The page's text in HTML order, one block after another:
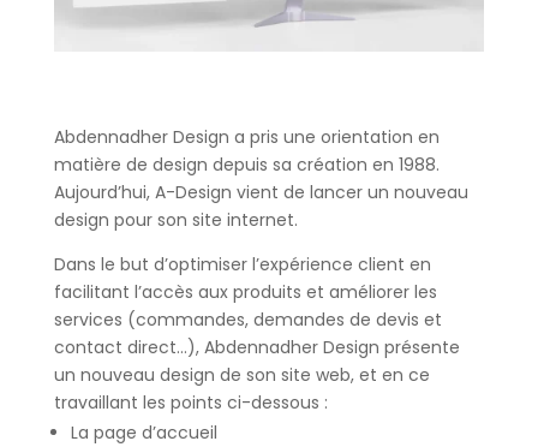
Abdennadher Design a pris une orientation en
matière de design depuis sa création en 1988.
Aujourd’hui, A-Design vient de lancer un nouveau
design pour son site internet.
Dans le but d’optimiser l’expérience client en
facilitant l’accès aux produits et améliorer les
services (commandes, demandes de devis et
contact direct…), Abdennadher Design présente
un nouveau design de son site web, et en ce
travaillant les points ci-dessous :
La page d’accueil